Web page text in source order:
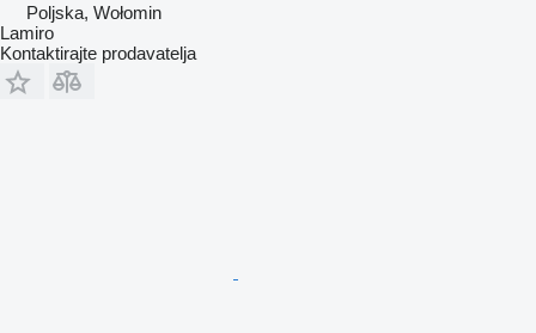
Poljska, Wołomin
Lamiro
Kontaktirajte prodavatelja